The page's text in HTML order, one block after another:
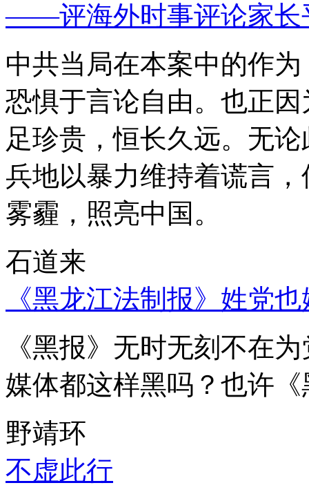
——评海外时事评论家长
中共当局在本案中的作
恐惧于言论自由。也正
足珍贵，恒长久远。无
兵地以暴力维持着谎言
雾霾，照亮中国。
石道来
《黑龙江法制报》姓党
《黑报》无时无刻不在
媒体都这样黑吗？也许
野靖环
不虚此行